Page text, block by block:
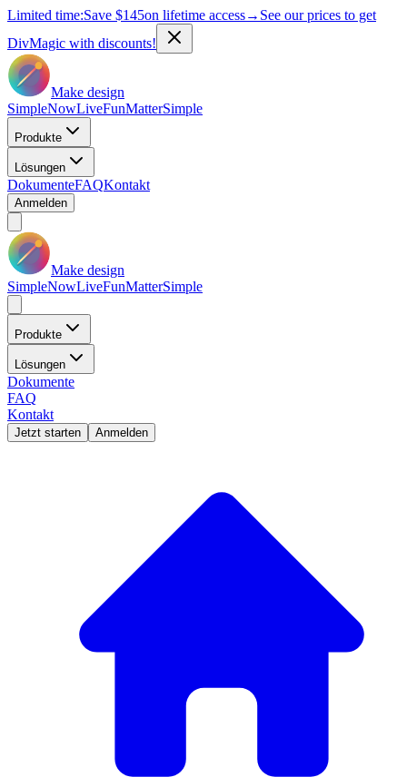
Limited time:Save $145on lifetime access→ See our prices to get
DivMagic with discounts!
Make design
SimpleNowLiveFunMatterSimple
Produkte
Lösungen
DokumenteFAQKontakt
Anmelden
Make design
SimpleNowLiveFunMatterSimple
Produkte
Lösungen
Dokumente
FAQ
Kontakt
Jetzt starten Anmelden